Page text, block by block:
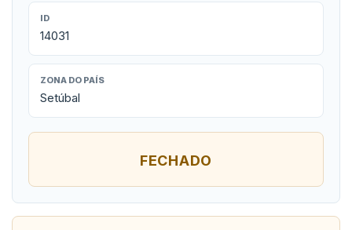
ID
14031
ZONA DO PAÍS
Setúbal
FECHADO